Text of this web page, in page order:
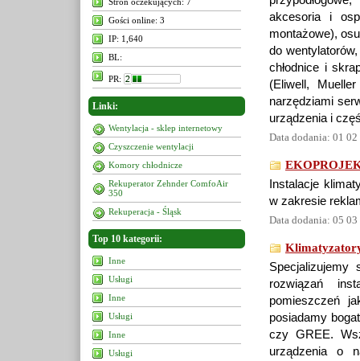
Gości online: 3
IP: 1,640
BL:
PR:
Linki:
Wentylacja - sklep internetowy
Czyszczenie wentylacji
Komory chłodnicze
Rekuperator Zehnder ComfoAir
350
Rekuperacja - Śląsk
Top 10 kategorii:
Inne
Usługi
Inne
Usługi
Inne
Usługi
akcesoria i
montażowe),
do
chłodnice i
(Eliwell,
narzędziami
urządzenia i
Data dodania: 01
Instalacje
w zakresie
Data dodania: 05
Specjalizujemy
rozwiązań
pomieszczeń
posiadamy
czy GREE.
urządzenia o